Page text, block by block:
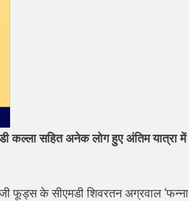
कल्ला सहित अनेक लोग हुए अंतिम यात्रा में
फूड्स के सीएमडी शिवरतन अग्रवाल ‘फन्ना